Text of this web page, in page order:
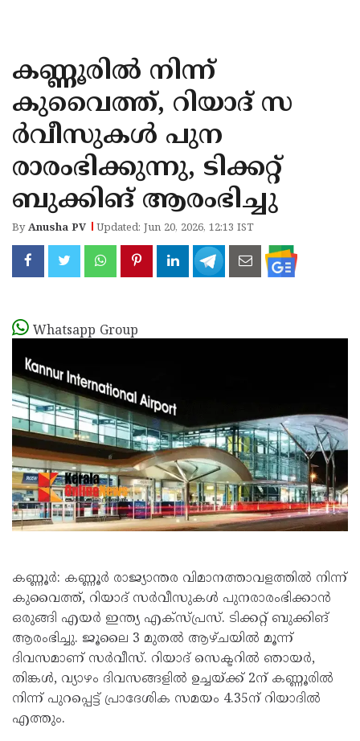
KANNUR
KASARAGOD
കണ്ണൂരില്‍ നിന്ന്
കുവൈത്ത്, റിയാദ് സ
ര്‍വീസുകള്‍ പുന
രാരംഭിക്കുന്നു, ടിക്കറ്റ്
ബുക്കിങ് ആരംഭിച്ചു
ByAnusha PV Updated: Jun 20, 2026, 12:13 IST
Whatsapp Group
കണ്ണൂര്‍: കണ്ണൂര്‍ രാജ്യാന്തര വിമാനത്താവളത്തില്‍ നിന്ന്
കുവൈത്ത്, റിയാദ് സര്‍വീസുകള്‍ പുനരാരംഭിക്കാന്‍
ഒരുങ്ങി എയര്‍ ഇന്ത്യ എക്സ്പ്രസ്. ടിക്കറ്റ് ബുക്കിങ്
ആരംഭിച്ചു. ജൂലൈ 3 മുതല്‍ ആഴ്ചയില്‍ മൂന്ന്
ദിവസമാണ് സര്‍വീസ്. റിയാദ് സെക്ടറില്‍ ഞായര്‍,
തിങ്കള്‍, വ്യാഴം ദിവസങ്ങളില്‍ ഉച്ചയ്ക്ക് 2ന് കണ്ണൂരില്‍
നിന്ന് പുറപ്പെട്ട് പ്രാദേശിക സമയം 4.35ന് റിയാദില്‍
എത്തും.